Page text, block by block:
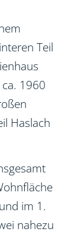
Teil
1960
Haslach
im 1.
nahezu